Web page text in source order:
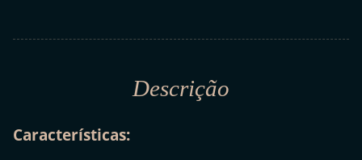
Descrição
Características: